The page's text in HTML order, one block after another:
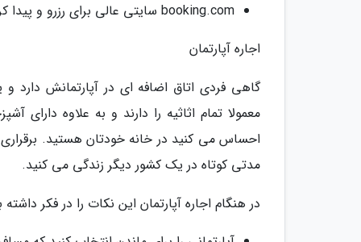
booking.com سایتی عالی برای رزرو و پیدا کردن مسافرخانه است.
اجاره آپارتمان
گاهی فردی اتاق اضافه ای در آپارتمانش دارد
معمولا تمام اثاثیه را دارند و به علاوه
احساس می کنید در خانه خودتان هستید.
مدتی کوتاه در یک کشور دیگر زندگی می کنید.
در هنگام اجاره آپارتمان این نکات را در فکر داشته